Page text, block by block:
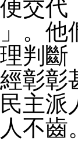
交代
。他
判斷
彰彰
主派
不齒